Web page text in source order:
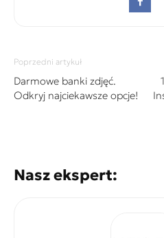
Poprzedni artykuł
Darmowe banki zdjęć.
Odkryj najciekawsze opcje!
Nasz ekspert: